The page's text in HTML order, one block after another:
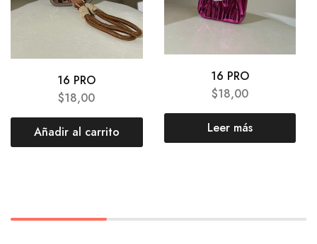
16 PRO
$18,00
Añadir al carrito
16 PRO
$18,00
Leer más